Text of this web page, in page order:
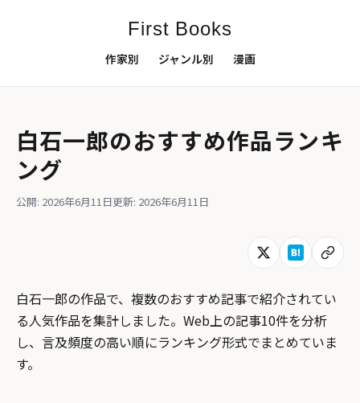
First Books
作家別 ジャンル別 漫画
白石一郎のおすすめ作品ランキ
ング
公開: 2026年6月11日更新: 2026年6月11日
白石一郎の作品で、複数のおすすめ記事で紹介されてい
る人気作品を集計しました。Web上の記事10件を分析
し、言及頻度の高い順にランキング形式でまとめていま
す。